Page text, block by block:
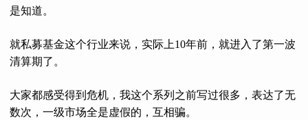
是知道。
就私募基金这个行业来说，实际上10年前，就进入了第一波
清算期了。
大家都感受得到危机，我这个系列之前写过很多，表达了无
数次，一级市场全是虚假的，互相骗。